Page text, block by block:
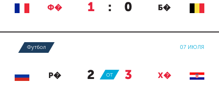
Ф� 1 : 0 Б�
Футбол 07 ИЮЛЯ
Р� 2 : 3 Х�
ОТ